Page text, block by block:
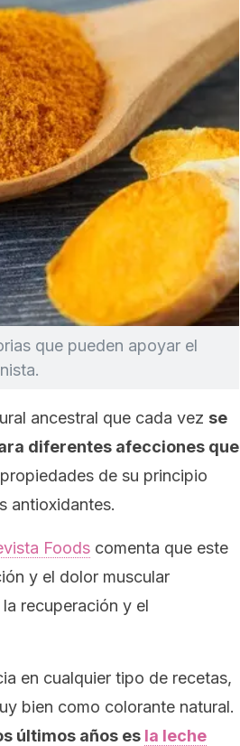
que pueden apoyar el
ancestral que cada vez se
diferentes afecciones que
de su principio
antioxidantes.
Foods comenta que este
y el dolor muscular
recuperación y el
en cualquier tipo de recetas,
bien como colorante natural.
últimos años es la leche